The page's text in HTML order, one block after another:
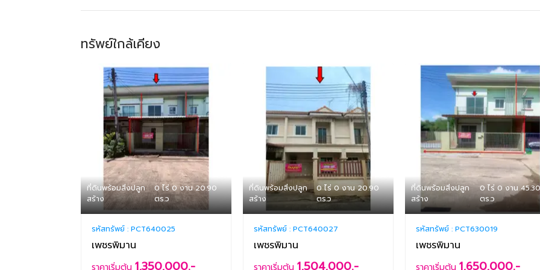
ทรัพย์ใกล้เคียง
ที่ดินพร้อมสิ่งปลูก
สร้าง
0 ไร่ 0 งาน 20.90
ตร.ว
รหัสทรัพย์ :PCT640025
เพชรพิมาน
ราคาเริ่มต้น 1,350,000.-
ที่ดินพร้อมสิ่งปลูก
สร้าง
0 ไร่ 0 งาน 20.90
ตร.ว
รหัสทรัพย์ :PCT640027
เพชรพิมาน
ราคาเริ่มต้น 1,504,000.-
ที่ดินพร้อมสิ่งปลูก
สร้าง
0 ไร่ 0 งาน 45.30
ตร.ว
รหัสทรัพย์ :PCT630019
เพชรพิมาน
ราคาเริ่มต้น 1,650,000.-